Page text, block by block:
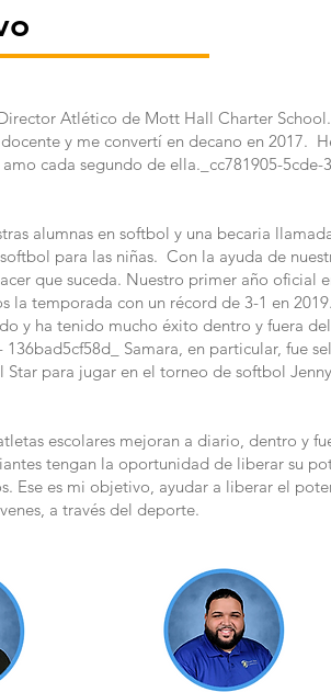
Atlético de Mott Hall Charter
y me convertí en decano en 2017.
cada segundo de ella._cc781905-5cde-
alumnas en softbol y una becaria
para las niñas. Con la ayuda de
que suceda. Nuestro primer año oficial
la temporada con un récord de 3-1 en
y ha tenido mucho éxito dentro y fuera del
Samara, en particular, fue
para jugar en el torneo de softbol
escolares mejoran a diario, dentro y
tengan la oportunidad de liberar su
Ese es mi objetivo, ayudar a liberar el
a través del deporte.